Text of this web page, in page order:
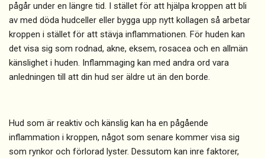
pågår under en längre tid. I stället för att hjälpa kroppen att bli
av med döda hudceller eller bygga upp nytt kollagen så arbetar
kroppen i stället för att stävja inflammationen. För huden kan
det visa sig som rodnad, akne, eksem, rosacea och en allmän
känslighet i huden. Inflammaging kan med andra ord vara
anledningen till att din hud ser äldre ut än den borde.
Hud som är reaktiv och känslig kan ha en pågående
inflammation i kroppen, något som senare kommer visa sig
som rynkor och förlorad lyster. Dessutom kan inre faktorer,